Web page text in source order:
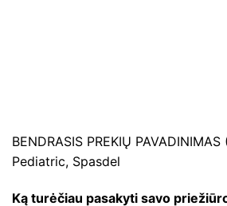
BENDRASIS PREKIŲ
Pediatric, Spasdel
Ką turėčiau pasakyti savo